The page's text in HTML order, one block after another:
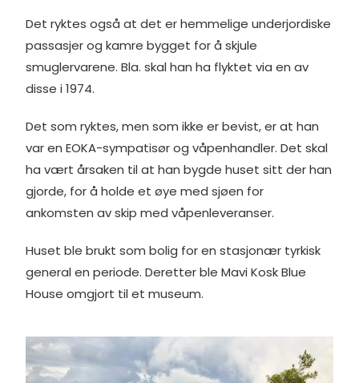
Det ryktes også at det er hemmelige underjordiske
passasjer og kamre bygget for å skjule
smuglervarene. Bla. skal han ha flyktet via en av
disse i 1974.
Det som ryktes, men som ikke er bevist, er at han
var en EOKA-sympatisør og våpenhandler. Det skal
ha vært årsaken til at han bygde huset sitt der han
gjorde, for å holde et øye med sjøen for
ankomsten av skip med våpenleveranser.
Huset ble brukt som bolig for en stasjonær tyrkisk
general en periode. Deretter ble Mavi Kosk Blue
House omgjort til et museum.